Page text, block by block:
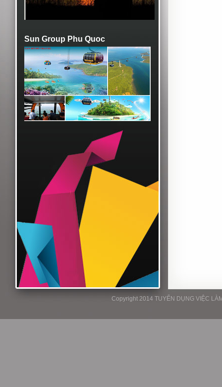
Sun Group Phu Quoc
Copyright 2014 TUYỂN DỤNG VIỆC